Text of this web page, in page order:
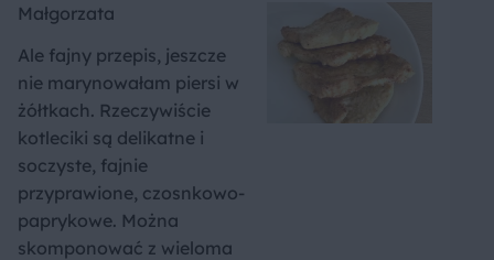
Małgorzata
Ale fajny przepis, jeszcze
nie marynowałam piersi w
żółtkach. Rzeczywiście
kotleciki są delikatne i
soczyste, fajnie
przyprawione, czosnkowo-
paprykowe. Można
skomponować z wieloma